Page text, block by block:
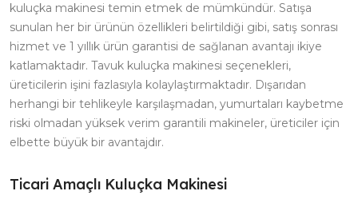
kuluçka makinesi temin etmek de mümkündür. Satışa
sunulan her bir ürünün özellikleri belirtildiği gibi, satış sonrası
hizmet ve 1 yıllık ürün garantisi de sağlanan avantajı ikiye
katlamaktadır. Tavuk kuluçka makinesi seçenekleri,
üreticilerin işini fazlasıyla kolaylaştırmaktadır. Dışarıdan
herhangi bir tehlikeyle karşılaşmadan, yumurtaları kaybetme
riski olmadan yüksek verim garantili makineler, üreticiler için
elbette büyük bir avantajdır.
Ticari Amaçlı Kuluçka Makinesi